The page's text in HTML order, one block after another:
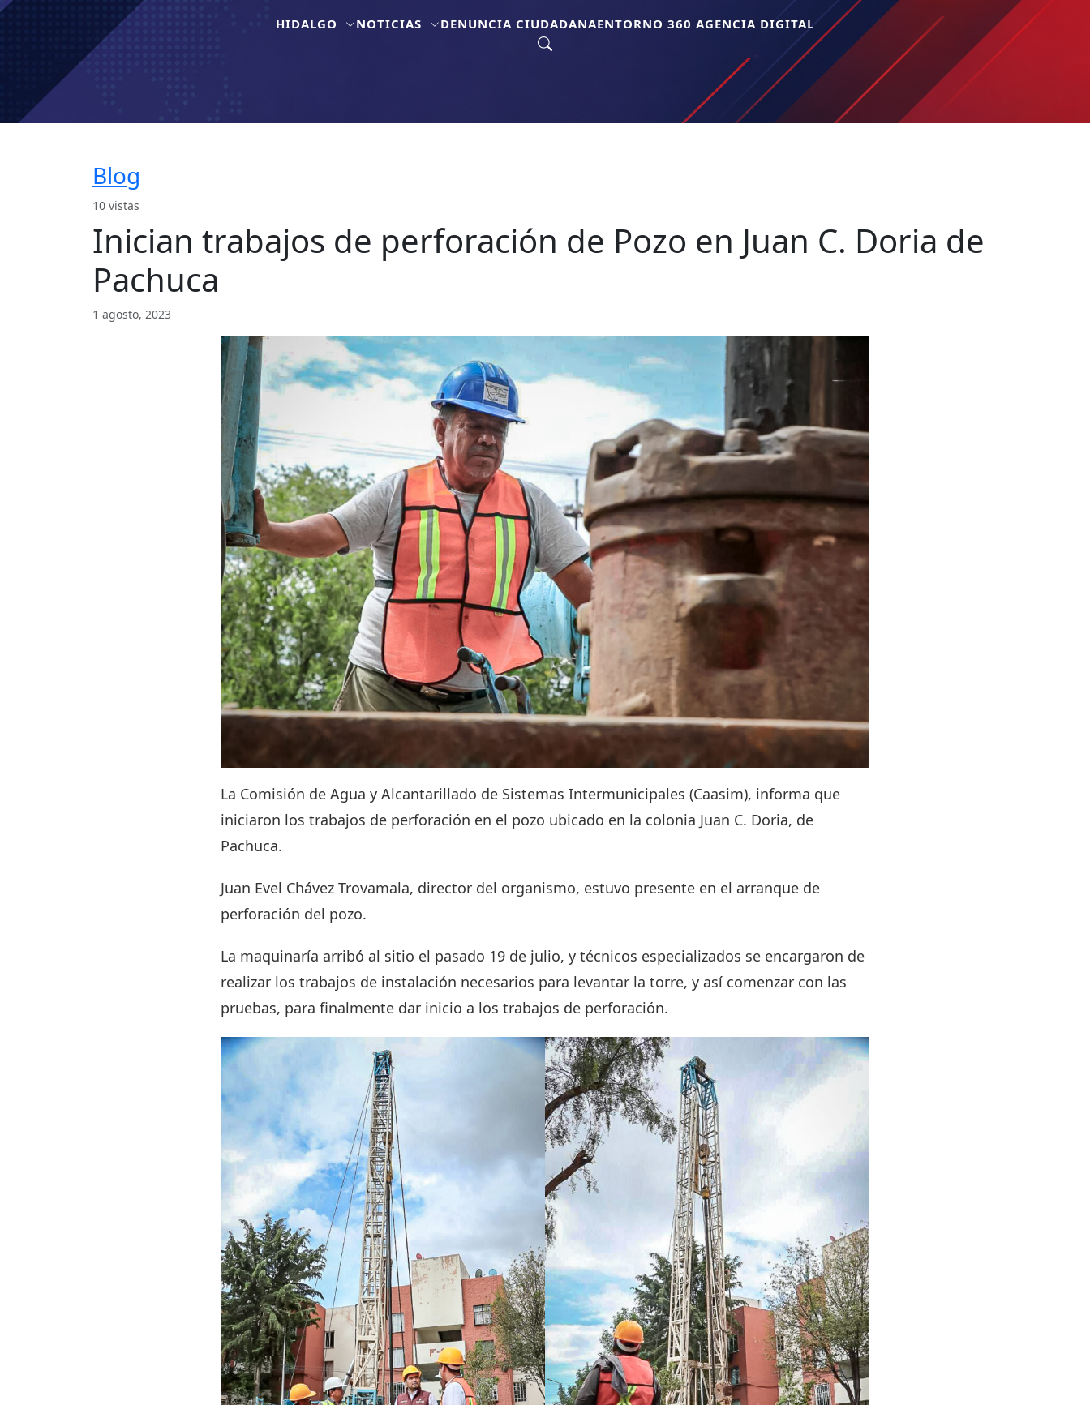
HIDALGO NOTICIAS DENUNCIA CIUDADANAENTORNO 360 AGENCIA DIGITAL
Blog
10 vistas
Inician trabajos de perforación de Pozo en Juan C. Doria de
Pachuca
1 agosto, 2023
La Comisión de Agua y Alcantarillado de Sistemas Intermunicipales (Caasim), informa que
iniciaron los trabajos de perforación en el pozo ubicado en la colonia Juan C. Doria, de
Pachuca.
Juan Evel Chávez Trovamala, director del organismo, estuvo presente en el arranque de
perforación del pozo.
La maquinaría arribó al sitio el pasado 19 de julio, y técnicos especializados se encargaron de
realizar los trabajos de instalación necesarios para levantar la torre, y así comenzar con las
pruebas, para finalmente dar inicio a los trabajos de perforación.